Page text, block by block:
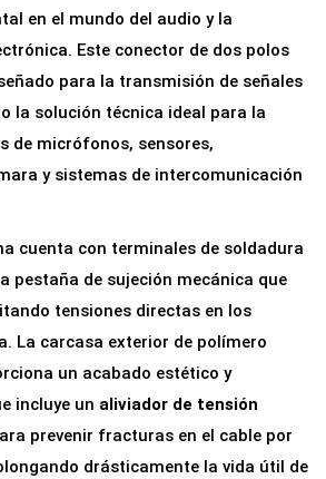
en el mundo del audio y la
Este conector de dos polos
para la transmisión de señales
la solución técnica ideal para la
de micrófonos, sensores,
y sistemas de intercomunicación
cuenta con terminales de soldadura
pestaña de sujeción mecánica que
tensiones directas en los
La carcasa exterior de polímero
un acabado estético y
incluye un aliviador de tensión
prevenir fracturas en el cable por
drásticamente la vida útil de